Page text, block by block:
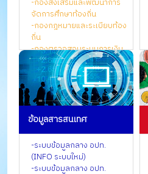
จัดการศึกษาท้องถิ่น
-กองกฎหมายและระเบียบท้อง
ถิ่น
-กองตรวจสอบระบบการเงิน
บัญชีท้องถิ่น
-กองยุทธศาสตร์และแผนงาน
-กองการเจ้าหน้าที่
-กองคลัง
-สำนักงานเลขานุการกรม
-ศูนย์เทคโนโลยีสารสนเทศ
-กลุ่มตรวจสอบภายใน
-กลุ่มพัฒนาระบบบริหาร
-กลุ่มประสานการตรวจ
ข้อมูลสารสนเทศ
-ระบบข้อมูลกลาง อปท.
(INFO ระบบใหม่)
-ระบบข้อมูลกลาง อปท.